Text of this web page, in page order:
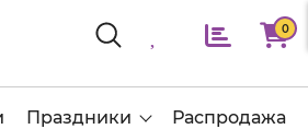
0
Праздники Распродажа